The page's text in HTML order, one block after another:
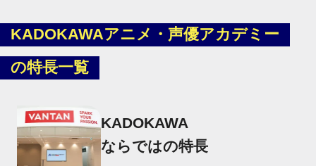
KADOKAWAアニメ・声優アカデミー
の特長一覧
KADOKAWA
ならではの特長